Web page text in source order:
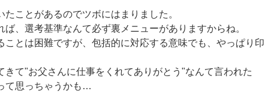
たことがあるのでツボにはまりました。
ば、選考基準なんて必ず裏メニューがありますからね。
ことは困難ですが、包括的に対応する意味でも、やっぱり印
きて"お父さんに仕事をくれてありがとう"なんて言われた
て思っちゃうかも…